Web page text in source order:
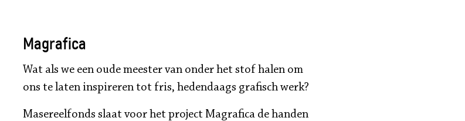
Magrafica
Wat als we een oude meester van onder het stof halen om
ons te laten inspireren tot fris, hedendaags grafisch werk?
Masereelfonds slaat voor het project Magrafica de handen